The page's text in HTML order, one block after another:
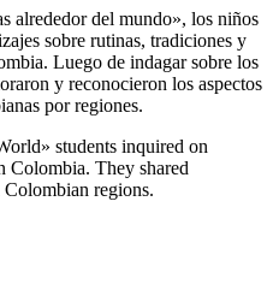
alrededor del mundo», los niños
sobre rutinas, tradiciones y
Luego de indagar sobre los
y reconocieron los aspectos
por regiones.
students inquired on
Colombia. They shared
regions.